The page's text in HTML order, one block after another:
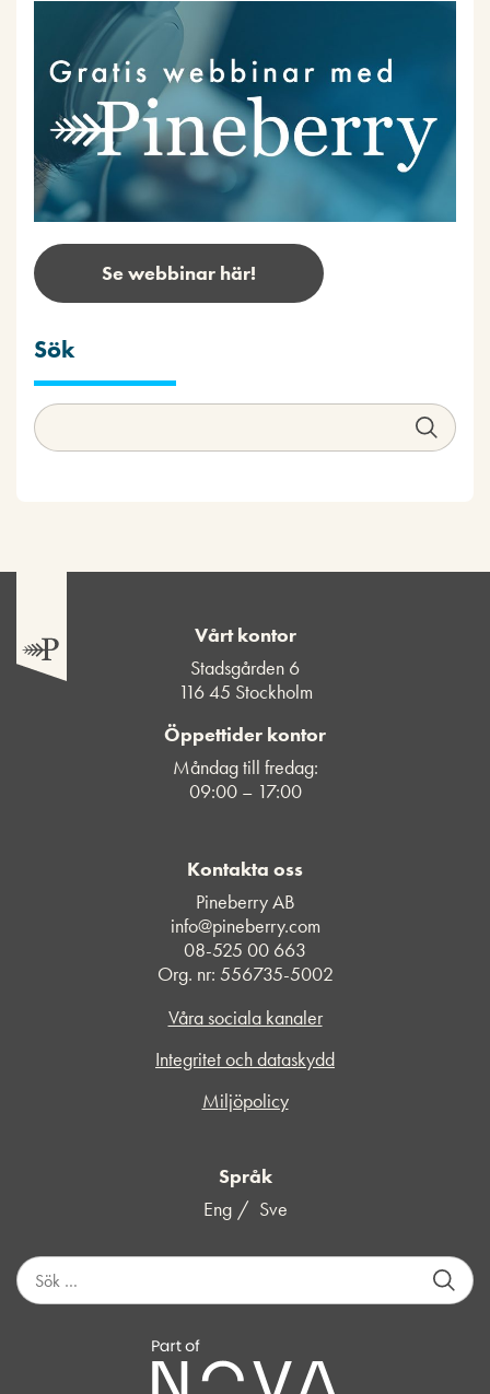
Se webbinar här!
Sök
Vårt kontor
Stadsgården 6
116 45 Stockholm
Öppettider kontor
Måndag till fredag:
09:00 – 17:00
Kontakta oss
Pineberry AB
info@pineberry.com
08-525 00 663
Org. nr: 556735-5002
Våra sociala kanaler
Integritet och dataskydd
Miljöpolicy
Språk
Eng
Sve
S
ö
k